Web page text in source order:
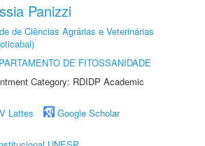
Panizzi
de Ciências Agrárias e Veterinárias
DE FITOSSANIDADE
Category: RDIDP Academic
Lattes
Google Scholar